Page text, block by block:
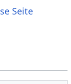
Seite